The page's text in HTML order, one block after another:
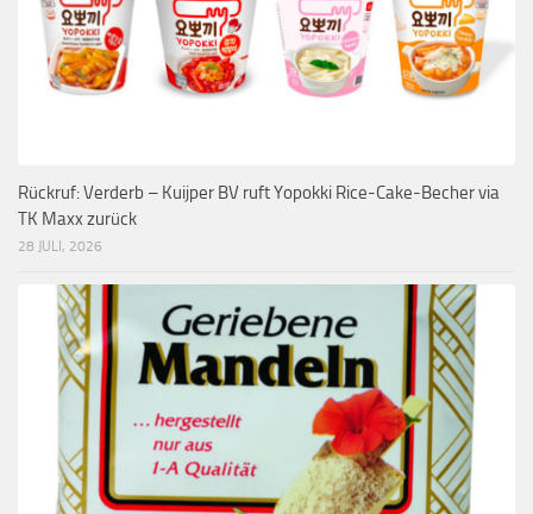
Rückruf: Verderb – Kuijper BV ruft Yopokki Rice-Cake-Becher via
TK Maxx zurück
28 JULI, 2026